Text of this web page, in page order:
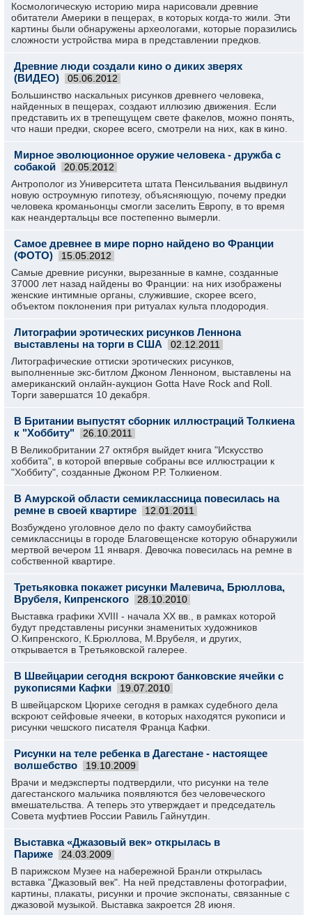
Космологическую историю мира нарисовали древние
обитатели Америки в пещерах, в которых когда-то жили. Эти
картины были обнаружены археологами, которые поразились
сложности устройства мира в представлении предков.
Древние люди создали кино о диких зверях
(ВИДЕО)
05.06.2012
Большинство наскальных рисунков древнего человека,
найденных в пещерах, создают иллюзию движения. Если
представить их в трепещущем свете факелов, можно понять,
что наши предки, скорее всего, смотрели на них, как в кино.
Мирное эволюционное оружие человека - дружба с
собакой
20.05.2012
Антрополог из Университета штата Пенсильвания выдвинул
новую остроумную гипотезу, объясняющую, почему предки
человека кроманьонцы смогли заселить Европу, в то время
как неандертальцы все постепенно вымерли.
Самое древнее в мире порно найдено во Франции
(ФОТО)
15.05.2012
Самые древние рисунки, вырезанные в камне, созданные
37000 лет назад найдены во Франции: на них изображены
женские интимные органы, служившие, скорее всего,
объектом поклонения при ритуалах культа плодородия.
Литографии эротических рисунков Леннона
выставлены на торги в США
02.12.2011
Литографические оттиски эротических рисунков,
выполненные экс-битлом Джоном Ленноном, выставлены на
американский онлайн-аукцион Gotta Have Rock and Roll.
Торги завершатся 10 декабря.
В Британии выпустят сборник иллюстраций Толкиена
к "Хоббиту"
26.10.2011
В Великобритании 27 октября выйдет книга "Искусство
хоббита", в которой впервые собраны все иллюстрации к
"Хоббиту", созданные Джоном Р.Р. Толкиеном.
В Амурской области семиклассница повесилась на
ремне в своей квартире
12.01.2011
Возбуждено уголовное дело по факту самоубийства
семиклассницы в городе Благовещенске которую обнаружили
мертвой вечером 11 января. Девочка повесилась на ремне в
собственной квартире.
Третьяковка покажет рисунки Малевича, Брюллова,
Врубеля, Кипренского
28.10.2010
Выставка графики XVIII - начала XX вв., в рамках которой
будут представлены рисунки знаменитых художников
О.Кипренского, К.Брюллова, М.Врубеля, и других,
открывается в Третьяковской галерее.
В Швейцарии сегодня вскроют банковские ячейки с
рукописями Кафки
19.07.2010
В швейцарском Цюрихе сегодня в рамках судебного дела
вскроют сейфовые ячееки, в которых находятся рукописи и
рисунки чешского писателя Франца Кафки.
Рисунки на теле ребенка в Дагестане - настоящее
волшебство
19.10.2009
Врачи и медэксперты подтвердили, что рисунки на теле
дагестанского мальчика появляются без человеческого
вмешательства. А теперь это утверждает и председатель
Совета муфтиев России Равиль Гайнутдин.
Выставка «Джазовый век» открылась в
Париже
24.03.2009
В парижском Музее на набережной Бранли открылась
вставка "Джазовый век". На ней представлены фотографии,
картины, плакаты, рисунки и прочие экспонаты, связанные с
джазовой музыкой. Выставка закроется 28 июня.